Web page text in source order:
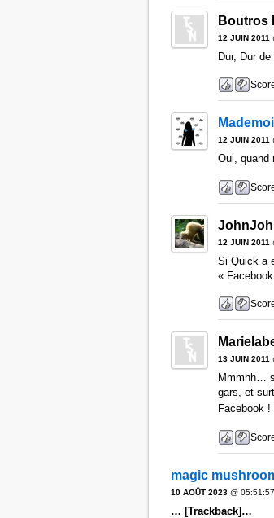
Boutros
12 JUIN 2011
Dur, Dur
12 JUIN 2011
Oui,
12 JUIN 2011
Si Quick a
«
13 JUIN 2011
Mmmhh…
gars, et
Facebook
magic
10 AOÛT 2023@ 05:51:57
… [Trackback]…